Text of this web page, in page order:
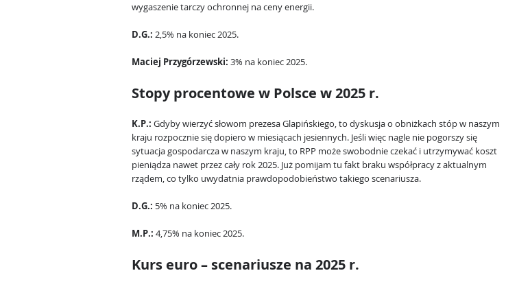
wygaszenie tarczy ochronnej na ceny energii.
D.G.: 2,5% na koniec 2025.
Maciej Przygórzewski: 3% na koniec 2025.
Stopy procentowe w Polsce w 2025 r.
K.P.: Gdyby wierzyć słowom prezesa Glapińskiego, to dyskusja o obniżkach stóp w naszym
kraju rozpocznie się dopiero w miesiącach jesiennych. Jeśli więc nagle nie pogorszy się
sytuacja gospodarcza w naszym kraju, to RPP może swobodnie czekać i utrzymywać koszt
pieniądza nawet przez cały rok 2025. Już pomijam tu fakt braku współpracy z aktualnym
rządem, co tylko uwydatnia prawdopodobieństwo takiego scenariusza.
D.G.: 5% na koniec 2025.
M.P.: 4,75% na koniec 2025.
Kurs euro – scenariusze na 2025 r.